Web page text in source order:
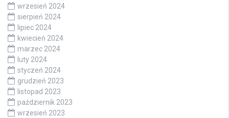
wrzesień 2024
sierpień 2024
lipiec 2024
kwiecień 2024
marzec 2024
luty 2024
styczeń 2024
grudzień 2023
listopad 2023
październik 2023
wrzesień 2023